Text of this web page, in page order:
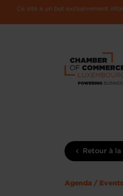
Ce site a un but exclusivement
Retour à la
Agenda / Events